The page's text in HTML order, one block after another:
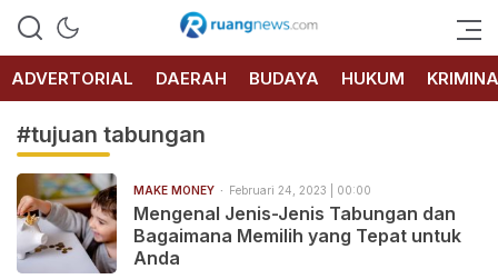
RUANG
NEWS
ADVERTORIAL
DAERAH BUDAYA HUKUM
#tujuan tabungan
MAKE MONEY Februari 24, 2023 | 00:00
Mengenal Jenis-Jenis Tabungan dan
Bagaimana Memilih yang Tepat untuk
Anda